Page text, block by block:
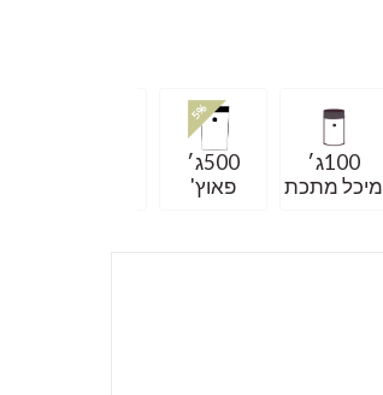
100ג׳
מיכל מתכת
500ג׳
פאוץ'